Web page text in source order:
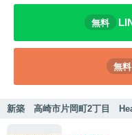
無料
無料
新築 高崎市片岡町2丁目